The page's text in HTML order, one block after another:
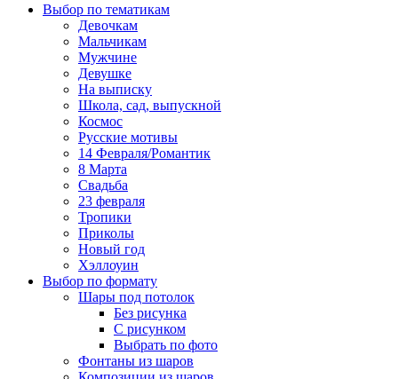
Выбор по тематикам
Девочкам
Мальчикам
Мужчине
Девушке
На выписку
Школа, сад, выпускной
Космос
Русские мотивы
14 Февраля/Романтик
8 Марта
Свадьба
23 февраля
Тропики
Приколы
Новый год
Хэллоуин
Выбор по формату
Шары под потолок
Без рисунка
С рисунком
Выбрать по фото
Фонтаны из шаров